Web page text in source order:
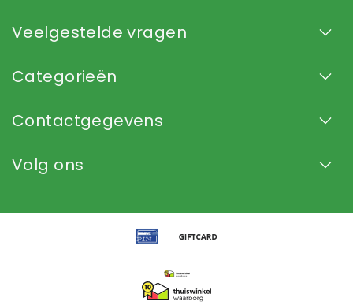
Veelgestelde vragen
Categorieën
Contactgegevens
Volg ons